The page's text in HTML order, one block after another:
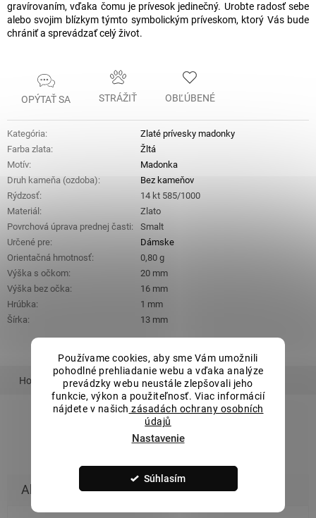
Používame cookies, aby sme Vám umožnili
pohodlné prehliadanie webu a vďaka analýze
prevádzky webu neustále zlepšovali jeho
funkcie, výkon a použiteľnosť. Viac informácií
nájdete v našich zásadách ochrany osobních
údajů
Nastavenie
Súhlasím
gravírovaním, vďaka čomu je prívesok jedinečný. Urobte radosť sebe
alebo svojim blízkym týmto symbolickým príveskom, ktorý Vás bude
chrániť a sprevádzať celý život.
OPÝTAŤ SA STRÁŽIŤ OBĽÚBENÉ
Kategória:
Zlaté prívesky madonky
Farba zlata:
Žltá
Motív:
Madonka
Druh kameňa (ozdoba):
Bez kameňov
Rýdzosť:
14 kt 585/1000
Materiál :
Zlato
Povrchová úprava prednej časti:
Smalt
Určené pre:
Dámske
Orientačná hmotnosť:
0,80 g
Výška s očkom:
20 mm
Výška bez očka:
16 mm
Hrúbka:
1 mm
Šírka: 13 mm
Hodnotenie Podobný tovar Súvisiaci tovar
ZOBRAZIŤ VŠETKY PODOBNÉ PRODUKTY